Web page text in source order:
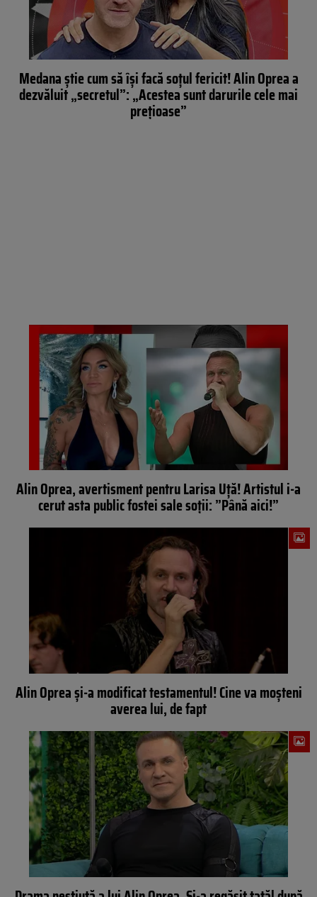
Medana ştie cum să îşi facă soţul fericit! Alin Oprea a
dezvăluit „secretul”: „Acestea sunt darurile cele mai
prețioase”
Alin Oprea, avertisment pentru Larisa Uță! Artistul i-a
cerut asta public fostei sale soții: ”Până aici!”
Alin Oprea și-a modificat testamentul! Cine va moșteni
averea lui, de fapt